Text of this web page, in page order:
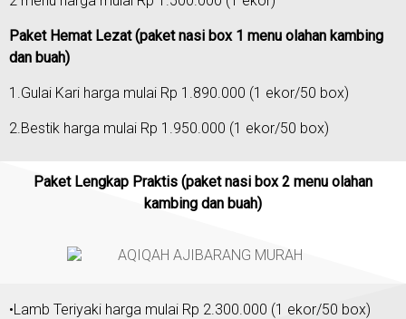
Paket Hemat Lezat (paket nasi box 1 menu olahan kambing
dan buah)
1.Gulai Kari harga mulai Rp 1.890.000 (1 ekor/50 box)
2.Bestik harga mulai Rp 1.950.000 (1 ekor/50 box)
Paket Lengkap Praktis (paket nasi box 2 menu olahan
kambing dan buah)
•Lamb Teriyaki harga mulai Rp 2.300.000 (1 ekor/50 box)